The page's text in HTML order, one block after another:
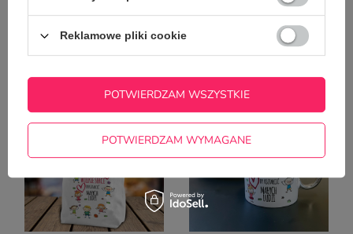
330 ml z notesem i długopisem
kształcić małych ludzi
54,00 zł 9,90 zł
Reklamowe pliki cookie
POTWIERDZAM WYMAGANE
POTWIERDZAM WSZYSTKIE